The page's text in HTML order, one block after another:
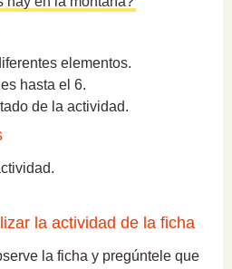
elementos.
hasta el 6.
de la actividad.
la actividad de la ficha
la ficha y pregúntele que